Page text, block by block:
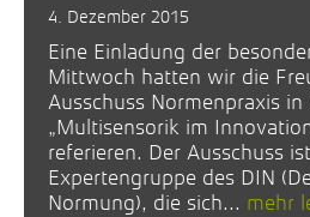
4. Dezember 2015
Eine Einladung der
Mittwoch hatten wir die
Ausschuss Normenpraxis
„Multisensorik im
referieren. Der Ausschuss
Expertengruppe des DIN
Normung), die sich... mehr